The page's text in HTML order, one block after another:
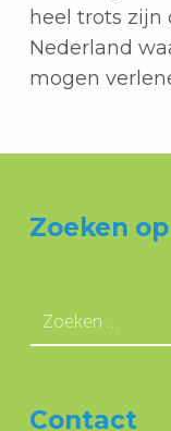
heel trots zijn
Nederland
mogen
Teruggaan naar de hoofdnavigatie
Zoeken
Contact